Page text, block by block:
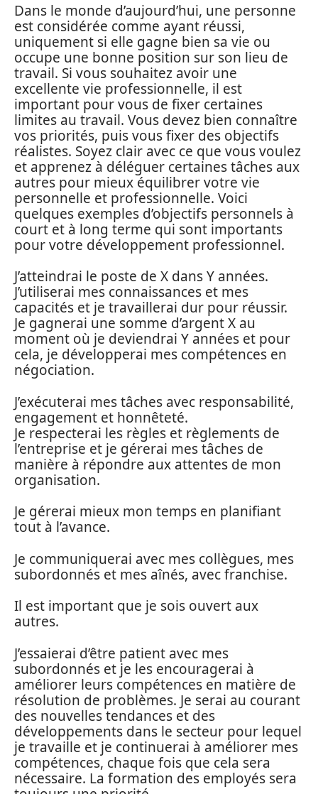
Dans le monde d’aujourd’hui, une personne
est considérée comme ayant réussi,
uniquement si elle gagne bien sa vie ou
occupe une bonne position sur son lieu de
travail. Si vous souhaitez avoir une
excellente vie professionnelle, il est
important pour vous de fixer certaines
limites au travail. Vous devez bien connaître
vos priorités, puis vous fixer des objectifs
réalistes. Soyez clair avec ce que vous voulez
et apprenez à déléguer certaines tâches aux
autres pour mieux équilibrer votre vie
personnelle et professionnelle. Voici
quelques exemples d’objectifs personnels à
court et à long terme qui sont importants
pour votre développement professionnel.
J’atteindrai le poste de X dans Y années.
J’utiliserai mes connaissances et mes
capacités et je travaillerai dur pour réussir.
Je gagnerai une somme d’argent X au
moment où je deviendrai Y années et pour
cela, je développerai mes compétences en
négociation.
J’exécuterai mes tâches avec responsabilité,
engagement et honnêteté.
Je respecterai les règles et règlements de
l’entreprise et je gérerai mes tâches de
manière à répondre aux attentes de mon
organisation.
Je gérerai mieux mon temps en planifiant
tout à l’avance.
Je communiquerai avec mes collègues, mes
subordonnés et mes aînés, avec franchise.
Il est important que je sois ouvert aux
autres.
J’essaierai d’être patient avec mes
subordonnés et je les encouragerai à
améliorer leurs compétences en matière de
résolution de problèmes. Je serai au courant
des nouvelles tendances et des
développements dans le secteur pour lequel
je travaille et je continuerai à améliorer mes
compétences, chaque fois que cela sera
nécessaire. La formation des employés sera